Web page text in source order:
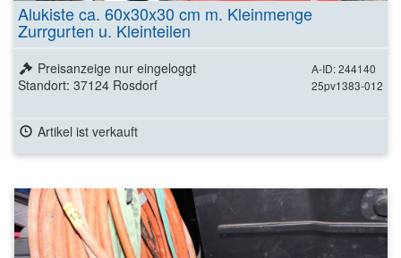
Alukiste ca. 60x30x30 cm m. Kleinmenge
Zurrgurten u. Kleinteilen
A-ID: 244140
25pv1383-012
Preisanzeige nur eingeloggt
Standort: 37124 Rosdorf
Artikel ist verkauft